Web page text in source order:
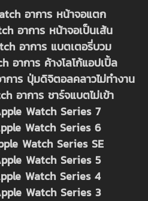
อาการ หน้าจอแตก
อาการ หน้าจอเป็นเส้น
อาการ แบตเตอรี่บวม
อาการ ค้างโลโก้แอปเปิ้ล
าร ปุ่มดิจิตอลคลาวไม่ทำงาน
อาการ ชาร์จแบตไม่เข้า
Watch Series 7
Watch Series 6
Watch Series SE
Watch Series 5
Watch Series 4
Watch Series 3